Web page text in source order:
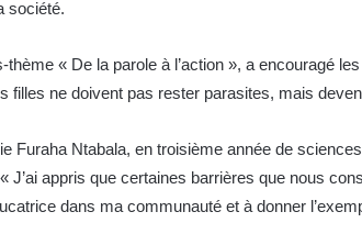
société.
« De la parole à l’action », a encouragé
filles ne doivent pas rester parasites, mais
Furaha Ntabala, en troisième année de
J’ai appris que certaines barrières que nous
dans ma communauté et à donner